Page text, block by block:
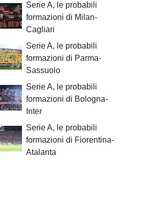
Serie A, le probabili
formazioni di Milan-
Cagliari
Serie A, le probabili
formazioni di Parma-
Sassuolo
Serie A, le probabili
formazioni di Bologna-
Inter
Serie A, le probabili
formazioni di Fiorentina-
Atalanta